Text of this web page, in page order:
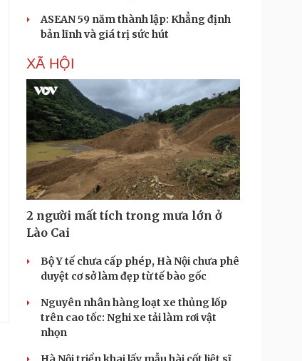
ASEAN 59 năm thành lập: Khẳng định
bản lĩnh và giá trị sức hút
XÃ HỘI
2 người mất tích trong mưa lớn ở
Lào Cai
Bộ Y tế chưa cấp phép, Hà Nội chưa phê
duyệt cơ sở làm đẹp từ tế bào gốc
Nguyên nhân hàng loạt xe thủng lốp
trên cao tốc: Nghi xe tải làm rơi vật
nhọn